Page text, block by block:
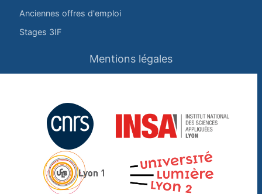
Anciennes offres d'emploi
Stages 3IF
Mentions légales